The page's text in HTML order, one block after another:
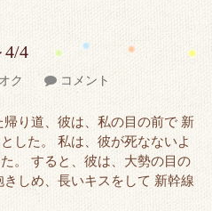
4/4
ク コメント
り道、彼は、私の目の前で 新
した。 私は、彼が死なないよ
。 すると、彼は、大勢の目の
しめ、長いキスをして 新幹線